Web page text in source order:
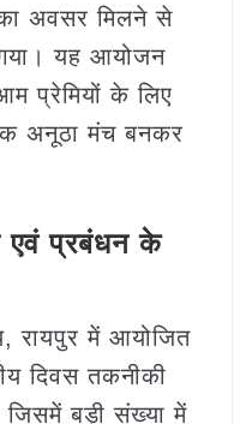
अवसर मिलने से
यह आयोजन
प्रेमियों के लिए
अनूठा मंच बनकर
एवं प्रबंधन के
रायपुर में आयोजित
दिवस तकनीकी
बड़ी संख्या में